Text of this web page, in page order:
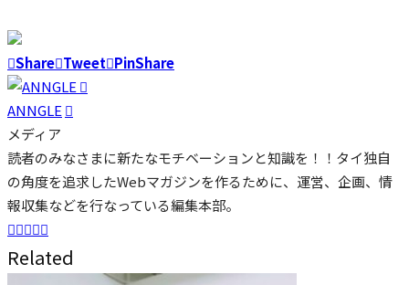
Share Tweet PinShare
ANNGLE
メディア
読者のみなさまに新たなモチベーションと知識を！！タイ独自
の角度を追求したWebマガジンを作るために、運営、企画、情
報収集などを行なっている編集本部。
Related